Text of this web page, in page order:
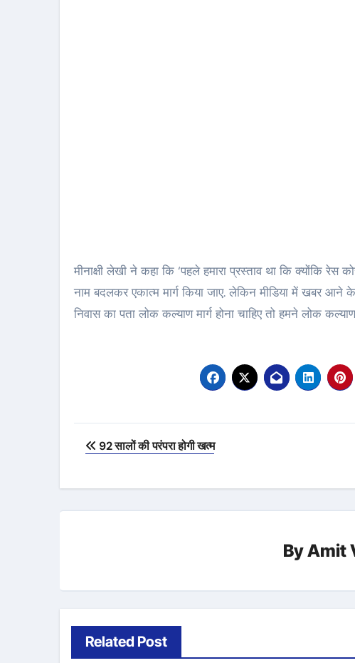
मीनाक्षी लेखी ने कहा कि ‘पहले हमारा प्रस्ताव था कि क्योंकि रेस
नाम बदलकर एकात्म मार्ग किया जाए. लेकिन मीडिया में खबर
निवास का पता लोक कल्याण मार्ग होना चाहिए तो हमने लोक
Post
92 सालों की परंपरा होगी खत्म
ByAmit
Related Post